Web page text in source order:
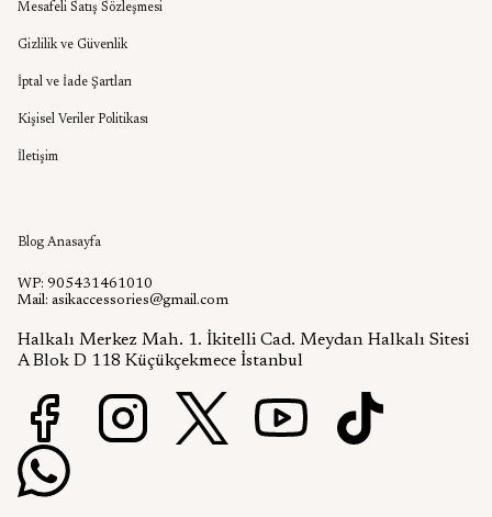
Mesafeli Satış Sözleşmesi
Gizlilik ve Güvenlik
İptal ve İade Şartları
Kişisel Veriler Politikası
İletişim
Blog Anasayfa
WP: 905431461010
Mail: asikaccessories@gmail.com
Halkalı Merkez Mah. 1. İkitelli Cad. Meydan Halkalı Sitesi
A Blok D 118 Küçükçekmece İstanbul